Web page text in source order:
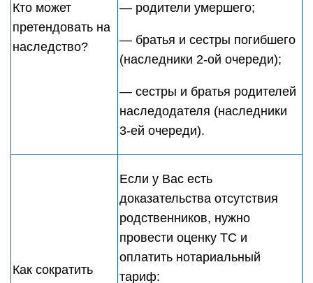
Кто может
претендовать на
наследство?
— родители умершего;
— братья и сестры погибшего
(наследники 2-ой очереди);
— сестры и братья родителей
наследодателя (наследники
3-ей очереди).
Как сократить
Если у Вас есть
доказательства отсутствия
родственников, нужно
провести оценку ТС и
оплатить нотариальный
тариф: